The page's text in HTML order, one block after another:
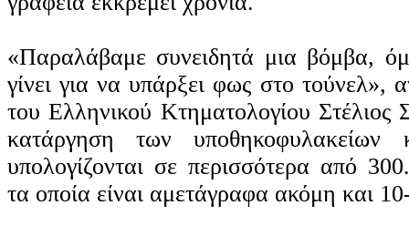
«Παραλάβαμε συνειδητά μια βόμβα,
γίνει για να υπάρξει φως στο τούνελ»,
του Ελληνικού Κτηματολογίου Στέλιος
κατάργηση των υποθηκοφυλακείων
υπολογίζονται σε περισσότερα από
τα οποία είναι αμετάγραφα ακόμη και